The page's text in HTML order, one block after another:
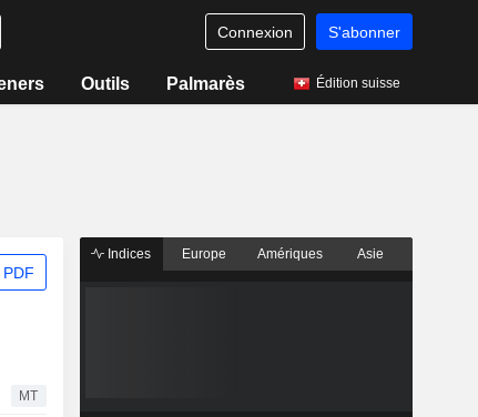
Connexion S'abonner
Outils Palmarès Édition suisse
MT
Indices Europe Amériques Asie